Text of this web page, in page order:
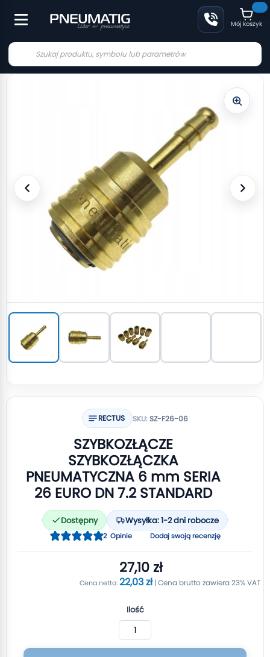
Mój koszyk
RECTUS SKU:SZ-F26-06
SZYBKOZŁĄCZE
SZYBKOZŁĄCZKA
PNEUMATYCZNA 6 mm SERIA
26 EURO DN 7.2 STANDARD
Dostępny
Wysyłka: 1-2 dni robocze
Ocena:
2 Opinie Dodaj swoją recenzję
27,10 zł
22,03 zł
Ilość